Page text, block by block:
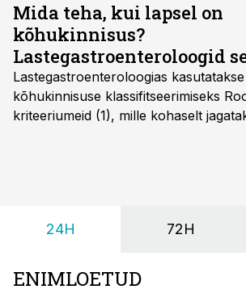
Mida teha, kui lapsel on
kõhukinnisus?
Lastegastroenteroloogid
Lastegastroenteroloogias
kõhukinnisuse klassifitseerimiseks
kriteeriumeid (1), mille kohaselt
24H 72H
ENIMLOETUD